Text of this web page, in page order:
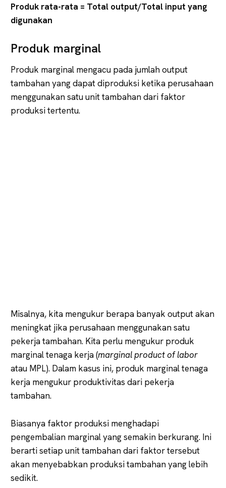
Produk rata-rata = Total output/Total input yang
digunakan
Produk marginal
Produk marginal mengacu pada jumlah output
tambahan yang dapat diproduksi ketika perusahaan
menggunakan satu unit tambahan dari faktor
produksi tertentu.
Misalnya, kita mengukur berapa banyak output akan
meningkat jika perusahaan menggunakan satu
pekerja tambahan. Kita perlu mengukur produk
marginal tenaga kerja (marginal product of labor
atau MPL). Dalam kasus ini, produk marginal tenaga
kerja mengukur produktivitas dari pekerja
tambahan.
Biasanya faktor produksi menghadapi
pengembalian marginal yang semakin berkurang. Ini
berarti setiap unit tambahan dari faktor tersebut
akan menyebabkan produksi tambahan yang lebih
sedikit.